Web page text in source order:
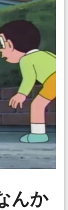
んか